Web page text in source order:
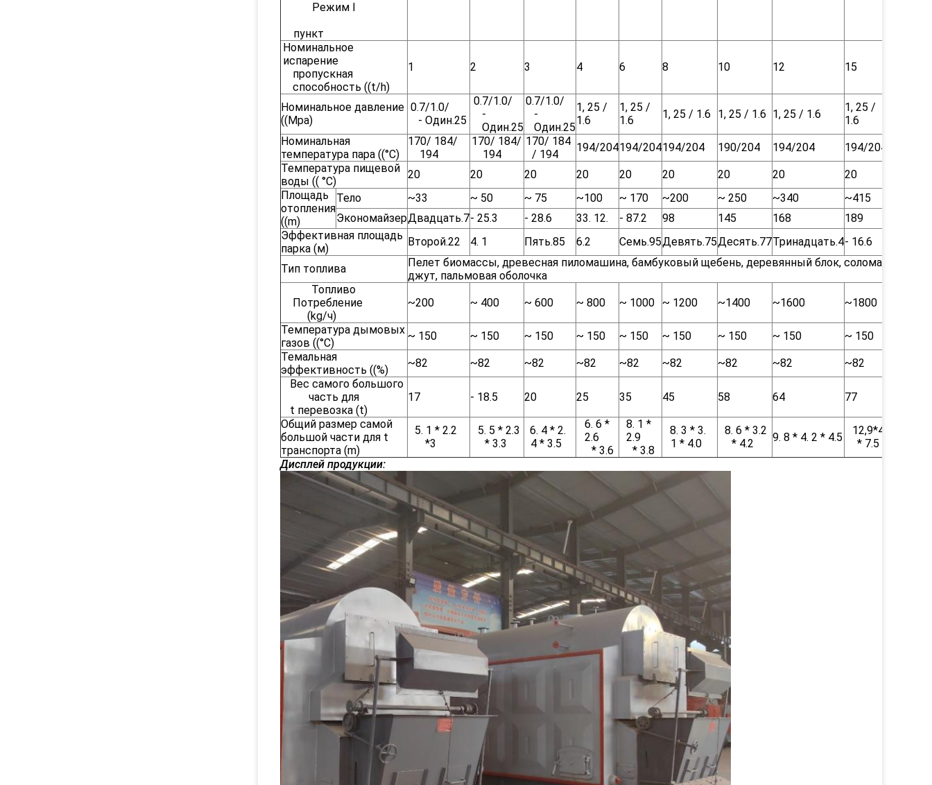
Режим I
пункт
Номинальное
испарение
пропускная
способность ((t/h)
1 2 3 4 6 8 10 12 15
Номинальное давление
((Mpa)
0.7/1.0/
- Один.25
0.7/1.0/
-
Один.25
0.7/1.0/
-
Один.25
1, 25 /
1.6
1, 25 /
1.6
1, 25 / 1.6 1, 25 / 1.6 1, 25 / 1.6
1, 25 /
1.6
Номинальная
температура пара ((°C)
170/ 184/
194
170/ 184/
194
170/ 184
/ 194
194/204194/204194/204 190/204 194/204
194/204
Температура пищевой
воды (( °C)
20 20 20 20 20 20 20 20
20
Площадь
отопления
((m)
Тело ~33 ~ 50 ~ 75 ~100 ~ 170 ~200 ~ 250 ~340
~415
ЭкономайзерДвадцать.7- 25.3 - 28.6 33. 12. - 87.2 98 145 168
189
Эффективная площадь
парка (м)
Второй.22 4. 1 Пять.85 6.2 Семь.95Девять.75Десять.77Тринадцать.4- 16.6
Тип топлива
Пелет биомассы, древесная пиломашина, бамбуковый щебень, деревянный блок, солома,
джут, пальмовая оболочка
Топливо
Потребление
(kg/ч)
~200 ~ 400 ~ 600 ~ 800 ~ 1000 ~ 1200 ~1400 ~1600 ~1800
Температура дымовых
газов ((°C)
~ 150 ~ 150 ~ 150 ~ 150 ~ 150 ~ 150 ~ 150 ~ 150
~ 150
Темальная
эффективность ((%)
~82 ~82 ~82 ~82 ~82 ~82 ~82 ~82
~82
Вес самого большого
часть для
t перевозка (t)
17 - 18.5 20 25 35 45 58 64 77
Общий размер самой
большой части для t
транспорта (m)
5. 1 * 2.2
*3
5. 5 * 2.3
* 3.3
6. 4 * 2.
4 * 3.5
6. 6 *
2.6
* 3.6
8. 1 *
2.9
* 3.8
8. 3 * 3.
1 * 4.0
8. 6 * 3.2
* 4.2
9. 8 * 4. 2 * 4.5
12,9*4
* 7.5
Дисплей продукции: